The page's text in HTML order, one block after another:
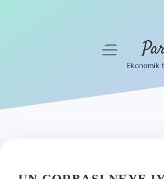
Hakkımızda
menüyü
Ekonomik